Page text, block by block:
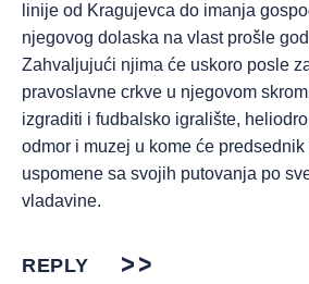
linije od Kragujevca do imanja
njegovog dolaska na vlast prošle
Zahvaljujući njima će uskoro posle
pravoslavne crkve u njegovom
izgraditi i fudbalsko igralište,
odmor i muzej u kome će predsednik
uspomene sa svojih putovanja po
vladavine.
REPLY